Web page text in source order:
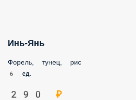
Инь-Янь
Форель, тунец, рис
6 ед.
290 ₽